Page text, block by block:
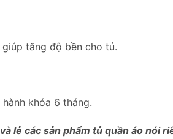
tăng độ bền cho tủ.
khóa 6 tháng.
lẻ các sản phẩm tủ quần áo nói